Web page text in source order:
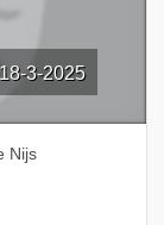
3-2025
Nijs